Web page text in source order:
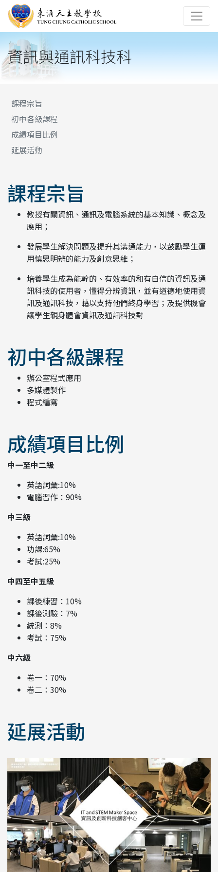
資訊與通訊科技科
課程宗旨
初中各級課程
成績項目比例
延展活動
課程宗旨
教授有關資訊、通訊及電腦系統的基本知識、概念及
應用；
發展學生解決問題及提升其溝通能力，以鼓勵學生運
用慎思明辨的能力及創意思維；
培養學生成為能幹的、有效率的和有自信的資訊及通
訊科技的使用者，懂得分辨資訊，並有道德地使用資
訊及通訊科技，藉以支持他們終身學習；及提供機會
讓學生親身體會資訊及通訊科技對
初中各級課程
辦公室程式應用
多媒體製作
程式編寫
成績項目比例
中一至中二級
英語詞彙:10%
電腦習作：90%
中三級
英語詞彙:10%
功課:65%
考試:25%
中四至中五級
課後練習：10%
課後測驗：7%
統測：8%
考試：75%
中六級
卷一：70%
卷二：30%
延展活動